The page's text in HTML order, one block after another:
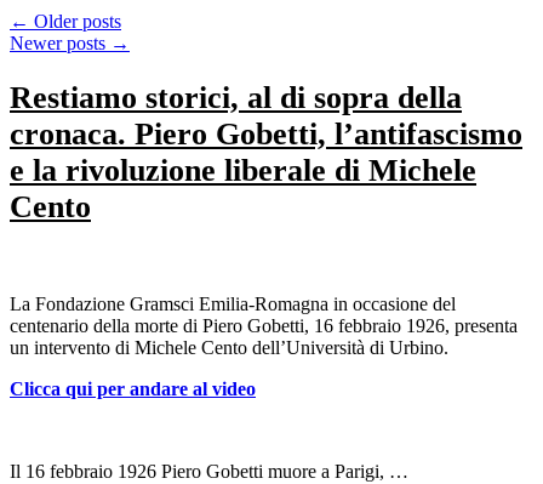
← Older posts
Newer posts →
​Restiamo storici, al di sopra della
cronaca. Piero Gobetti, l’antifascismo
e la rivoluzione liberale di Michele
Cento
La Fondazione Gramsci Emilia-Romagna in occasione del
centenario della morte di Piero Gobetti, 16 febbraio 1926, presenta
un intervento di Michele Cento dell’Università di Urbino.
Clicca qui per andare al video
Il 16 febbraio 1926 Piero Gobetti muore a Parigi, …